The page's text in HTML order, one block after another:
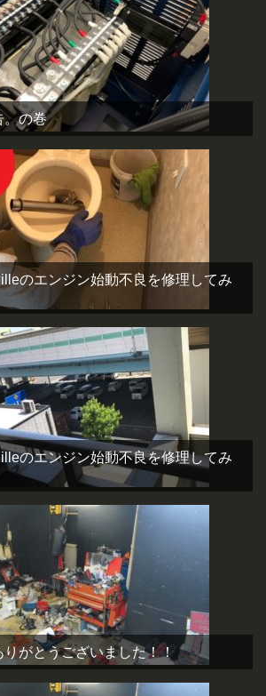
。の巻
のエンジン始動不良を修理してみ
のエンジン始動不良を修理してみ
がとうございました！！